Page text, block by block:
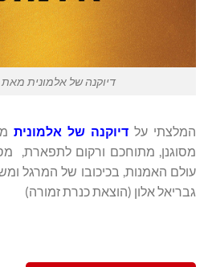
דיוקנה של אלמונית מאת
המלצתי על דיוקנה של אלמונית
מסוגנן, מתוחכם ורקום לתפארת,
עולם האמנות, בכיכובו של המרגל
גבריאל אלון (הוצאת כנרת זמורה)